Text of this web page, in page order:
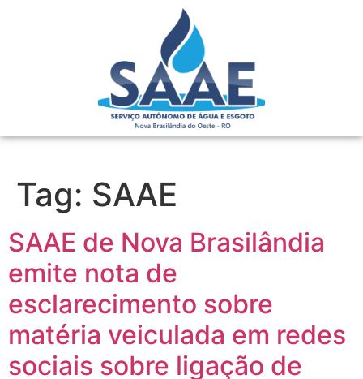
Tag: SAAE
SAAE de Nova Brasilândia
emite nota de
esclarecimento sobre
matéria veiculada em redes
sociais sobre ligação de